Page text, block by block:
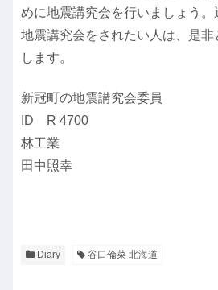
めに地震講究会を行いましょう。
地震講究会をされたい人は、是
します。
新冠町の地震講究会委員
ID R 4700
林工業
田中照幸
Diary 谷口倫菜 北海道